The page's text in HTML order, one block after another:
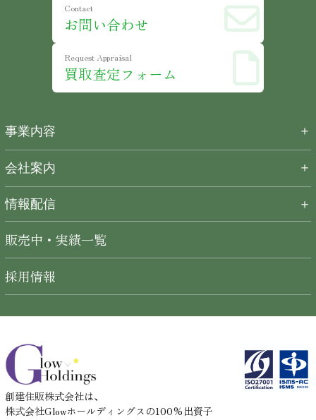
Contact
お問い合わせ
Request Appraisal
買取査定フォーム
事業内容 ＋
会社案内 ＋
情報配信 ＋
販売中・実績一覧
採用情報
創建住販株式会社は、
株式会社Glowホールディングスの100%出資子